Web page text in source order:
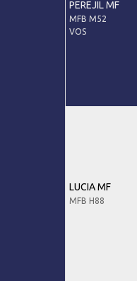
PEREJIL MF
MFB M52
VOS
LUCIA MF
MFB H88